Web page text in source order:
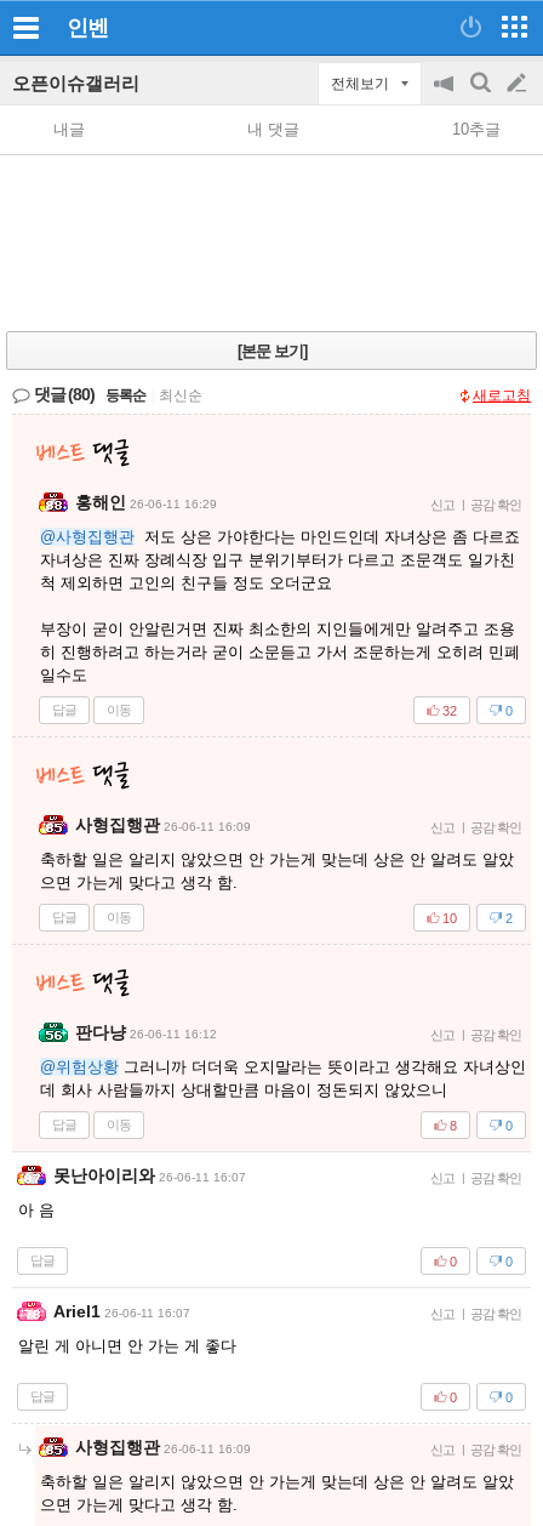
인벤
오픈이슈갤러리 전체보기
공
지
on/off
검
색
글
쓰
내글 내 댓글 10추글
[본문 보기]
댓글(80) 등록순 최신순 새로고침
홍해인 26-06-11 16:29 신고 | 공감 확인
@사형집행관 저도 상은 가야한다는 마인드인데 자녀상은 좀 다르죠
자녀상은 진짜 장례식장 입구 분위기부터가 다르고 조문객도 일가친
척 제외하면 고인의 친구들 정도 오더군요
부장이 굳이 안알린거면 진짜 최소한의 지인들에게만 알려주고 조용
히 진행하려고 하는거라 굳이 소문듣고 가서 조문하는게 오히려 민폐
일수도
답글 이동 0
32
사형집행관 26-06-11 16:09 신고 | 공감 확인
축하할 일은 알리지 않았으면 안 가는게 맞는데 상은 안 알려도 알았
으면 가는게 맞다고 생각 함.
답글 이동 2
10
판다냥 26-06-11 16:12 신고 | 공감 확인
@위험상황 그러니까 더더욱 오지말라는 뜻이라고 생각해요 자녀상인
데 회사 사람들까지 상대할만큼 마음이 정돈되지 않았으니
답글 이동 0
8
못난아이리와 26-06-11 16:07 신고 | 공감 확인
아 음
답글 0
0
Ariel1 26-06-11 16:07 신고 | 공감 확인
알린 게 아니면 안 가는 게 좋다
답글 0
0
사형집행관 26-06-11 16:09 신고 | 공감 확인
축하할 일은 알리지 않았으면 안 가는게 맞는데 상은 안 알려도 알았
으면 가는게 맞다고 생각 함.